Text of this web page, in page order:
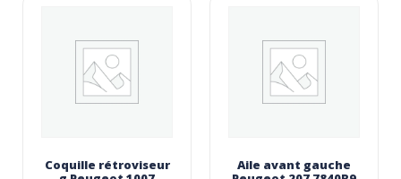
Coquille rétroviseur
Aile avant gauche